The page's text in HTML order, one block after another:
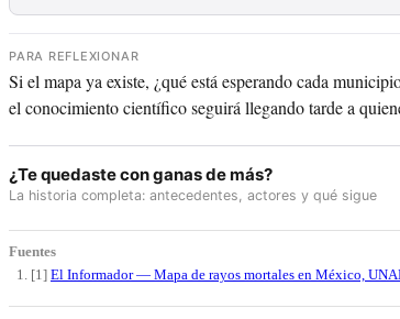
PARA REFLEXIONAR
Si el mapa ya existe, ¿qué está esperando cada
el conocimiento científico seguirá llegando tarde a
¿Te quedaste con ganas de más?
La historia completa: antecedentes, actores y qué sigue
Fuentes
[1] El Informador — Mapa de rayos mortales en México,